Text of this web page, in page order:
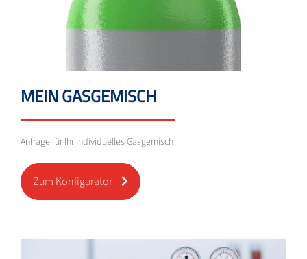
MEIN GASGEMISCH
Anfrage für Ihr Individuelles Gasgemisch
Zum Konfigurator